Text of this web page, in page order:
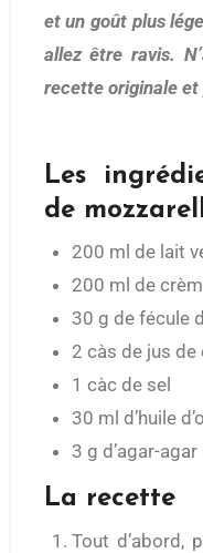
et un goût plus
allez être ravis.
recette originale et
Les
de
200 ml de lait
200 ml de
30 g de fécule
2 càs de jus
1 càc de sel
30 ml d’huile
3 g d’agar-
La recette
Tout d’abord,